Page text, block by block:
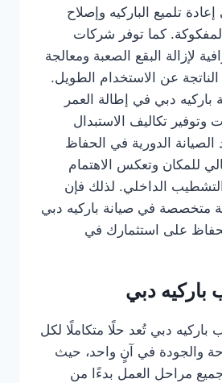
إعادة تلميع الباركيه وإصلاح
المفكوكة. كما توفر شركات
لإزالة البقع الصعبة ومعالجة
عن الاستخدام الطويل.
باركيه دبي في إطالة العمر
وتوفير تكاليف الاستبدال
الصيانة الدورية في الحفاظ
للمكان وتعكس الاهتمام
الداخلي. لذلك فإن
متخصصة في صيانة باركيه دبي
على استثمارك في
باركيه دبي
باركيه دبي تُعد حلًا متكاملًا لكل
والجودة في آنٍ واحد، حيث
مراحل العمل بدءًا من